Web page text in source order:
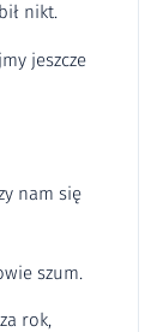
nikt.
jeszcze
nam się
szum.
rok,